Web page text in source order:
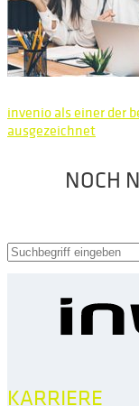
invenio als einer der
ausgezeichnet
NOCH
KARRIERE